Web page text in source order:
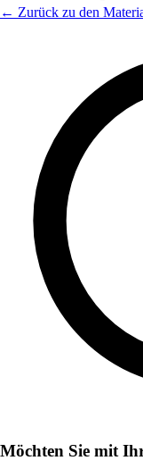
← Zurück zu den
Möchten Sie mit